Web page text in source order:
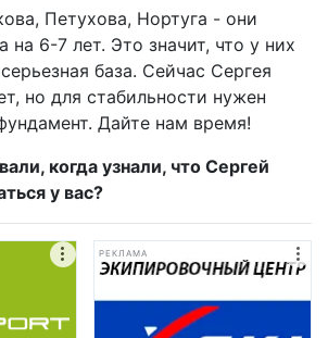
Петухова, Нортуга - они
на 6-7 лет. Это значит, что у них
база. Сейчас Сергея
но для стабильности нужен
Дайте нам время!
когда узнали, что Сергей
у вас?
РЕКЛАМА